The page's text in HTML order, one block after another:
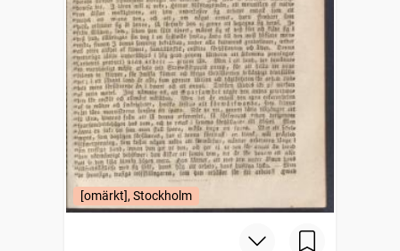
[omärkt], Stockholm